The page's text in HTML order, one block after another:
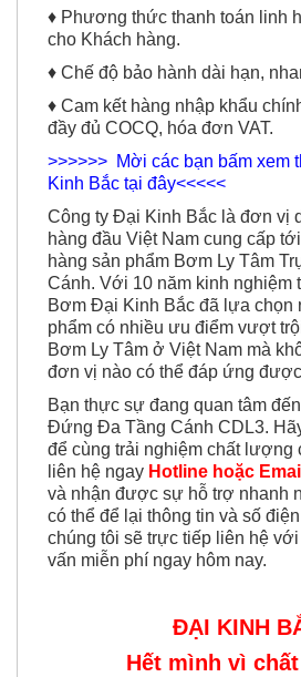
♦ Phương thức thanh toán linh
cho Khách hàng.
♦ Chế độ bảo hành dài hạn,
♦ Cam kết hàng nhập khẩu
đầy đủ COCQ, hóa đơn VAT.
>>>>>> Mời các bạn bấm xem
Kinh Bắc tại đây<<<<<
Công ty Đại Kinh Bắc là đơn vị
hàng đầu Việt Nam cung cấp
hàng sản phẩm Bơm Ly Tâm
Cánh. Với 10 năm kinh nghiệm
Bơm Đại Kinh Bắc đã lựa chọn
phẩm có nhiều ưu điểm vượt
Bơm Ly Tâm ở Việt Nam mà
đơn vị nào có thể đáp ứng
Bạn thực sự đang quan tâm
Đứng Đa Tầng Cánh CDL3.
để cùng trải nghiệm chất lượng
liên hệ ngay Hotline hoặc Email
và nhận được sự hỗ trợ nhanh
có thể để lại thông tin và số
chúng tôi sẽ trực tiếp liên hệ
vấn miễn phí ngay hôm nay.
ĐẠI KINH
Hết mình vì